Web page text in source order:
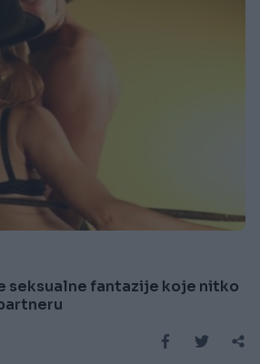
seksualne fantazije koje nitko